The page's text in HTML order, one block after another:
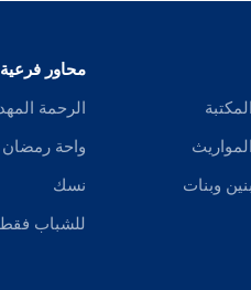
المكتبة
المواريث
بنين وبنات
محاور فرعية
الرحمة
واحة رمضان
نسك
للشباب فقط